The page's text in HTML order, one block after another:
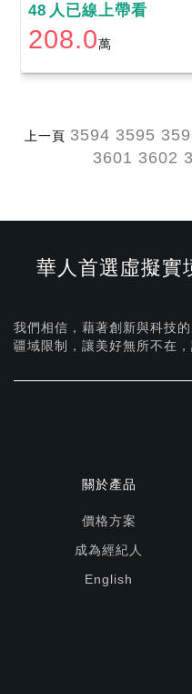
48 人已線上帶看
208.0萬
上一頁 3594 3595
3601 3602
華人首選虛擬實
我們相信，藉著創新與科技
疆域限制，讓美好無所不在，
關於產品
價格方案
成為經紀人
English